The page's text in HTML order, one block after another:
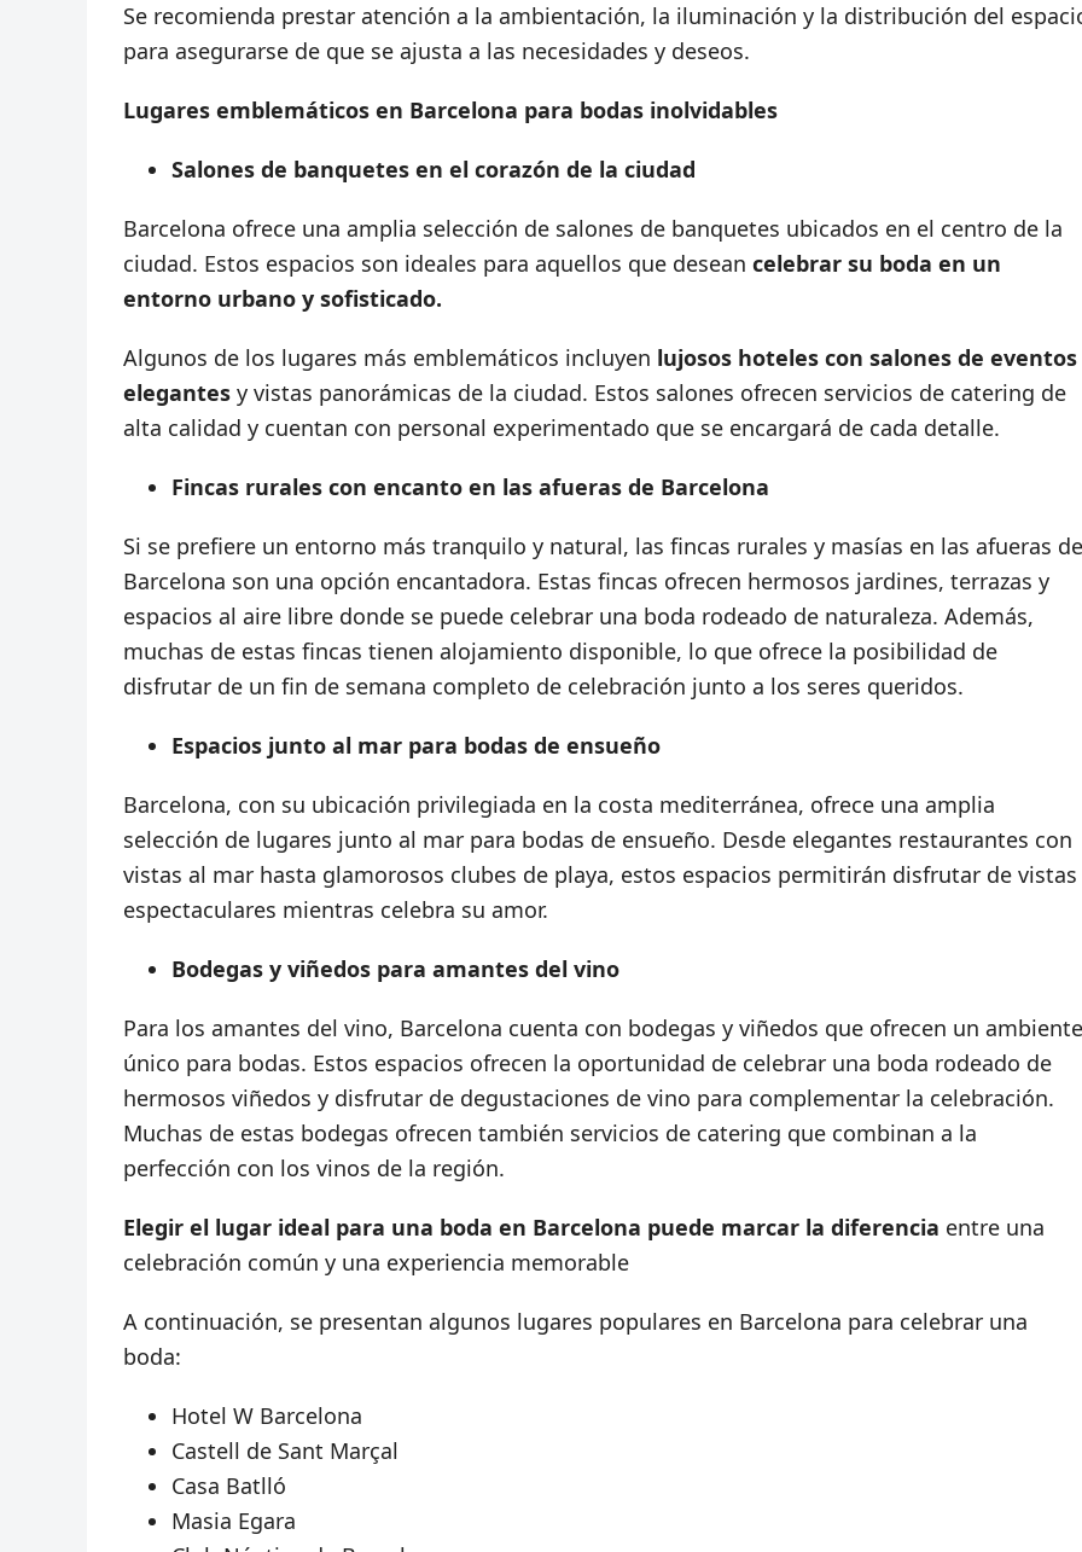
Se recomienda prestar atención a la ambientación, la iluminación y la distribución del
para asegurarse de que se ajusta a las necesidades y deseos.
Lugares emblemáticos en Barcelona para bodas inolvidables
Salones de banquetes en el corazón de la ciudad
Barcelona ofrece una amplia selección de salones de banquetes ubicados en el centro de la
ciudad. Estos espacios son ideales para aquellos que desean celebrar su boda en un
entorno urbano y sofisticado.
Algunos de los lugares más emblemáticos incluyen lujosos hoteles con salones de eventos
elegantes y vistas panorámicas de la ciudad. Estos salones ofrecen servicios de catering de
alta calidad y cuentan con personal experimentado que se encargará de cada detalle.
Fincas rurales con encanto en las afueras de Barcelona
Si se prefiere un entorno más tranquilo y natural, las fincas rurales y masías en las afueras de
Barcelona son una opción encantadora. Estas fincas ofrecen hermosos jardines, terrazas y
espacios al aire libre donde se puede celebrar una boda rodeado de naturaleza. Además,
muchas de estas fincas tienen alojamiento disponible, lo que ofrece la posibilidad de
disfrutar de un fin de semana completo de celebración junto a los seres queridos.
Espacios junto al mar para bodas de ensueño
Barcelona, con su ubicación privilegiada en la costa mediterránea, ofrece una amplia
selección de lugares junto al mar para bodas de ensueño. Desde elegantes restaurantes con
vistas al mar hasta glamorosos clubes de playa, estos espacios permitirán disfrutar de vistas
espectaculares mientras celebra su amor.
Bodegas y viñedos para amantes del vino
Para los amantes del vino, Barcelona cuenta con bodegas y viñedos que ofrecen un ambiente
único para bodas. Estos espacios ofrecen la oportunidad de celebrar una boda rodeado de
hermosos viñedos y disfrutar de degustaciones de vino para complementar la celebración.
Muchas de estas bodegas ofrecen también servicios de catering que combinan a la
perfección con los vinos de la región.
Elegir el lugar ideal para una boda en Barcelona puede marcar la diferencia entre una
celebración común y una experiencia memorable
A continuación, se presentan algunos lugares populares en Barcelona para celebrar una
boda:
Hotel W Barcelona
Castell de Sant Marçal
Casa Batlló
Masia Egara